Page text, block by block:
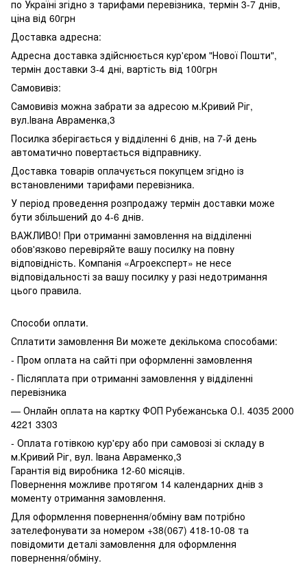
по Україні згідно з тарифами перевізника, термін 3-7 днів,
ціна від 60грн
Доставка адресна:
Адресна доставка здійснюється кур'єром "Нової Пошти",
термін доставки 3-4 дні, вартість від 100грн
Самовивіз:
Самовивіз можна забрати за адресою м.Кривий Ріг,
вул.Івана Авраменка,3
Посилка зберігається у відділенні 6 днів, на 7-й день
автоматично повертається відправнику.
Доставка товарів оплачується покупцем згідно із
встановленими тарифами перевізника.
У період проведення розпродажу термін доставки може
бути збільшений до 4-6 днів.
ВАЖЛИВО! При отриманні замовлення на відділенні
обов'язково перевіряйте вашу посилку на повну
відповідність. Компанія «Агроексперт» не несе
відповідальності за вашу посилку у разі недотримання
цього правила.
Способи оплати.
Сплатити замовлення Ви можете декількома способами:
- Пром оплата на сайті при оформленні замовлення
- Післяплата при отриманні замовлення у відділенні
перевізника
— Онлайн оплата на картку ФОП Рубежанська О.І. 4035 2000
4221 3303
- Оплата готівкою кур'єру або при самовозі зі складу в
м.Кривий Ріг, вул. Івана Авраменко,3
Гарантія від виробника 12-60 місяців.
Повернення можливе протягом 14 календарних днів з
моменту отримання замовлення.
Для оформлення повернення/обміну вам потрібно
зателефонувати за номером +38(067) 418-10-08 та
повідомити деталі замовлення для оформлення
повернення/обміну.